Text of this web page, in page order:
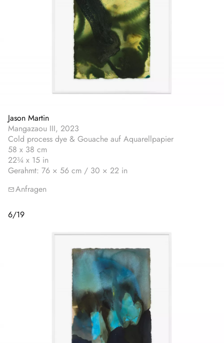
Jason Martin
Mangazaou III, 2023
Cold process dye & Gouache auf Aquarellpapier
58 x 38 cm
22¾ x 15 in
Gerahmt: 76 × 56 cm / 30 × 22 in
Anfragen
6/19